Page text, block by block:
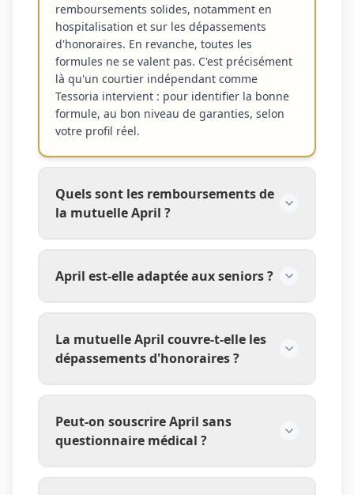
remboursements solides, notamment en
hospitalisation et sur les dépassements
d'honoraires. En revanche, toutes les
formules ne se valent pas. C'est précisément
là qu'un courtier indépendant comme
Tessoria intervient : pour identifier la bonne
formule, au bon niveau de garanties, selon
votre profil réel.
Quels sont les remboursements de
la mutuelle April ?
April est-elle adaptée aux seniors ?
La mutuelle April couvre-t-elle les
dépassements d'honoraires ?
Peut-on souscrire April sans
questionnaire médical ?